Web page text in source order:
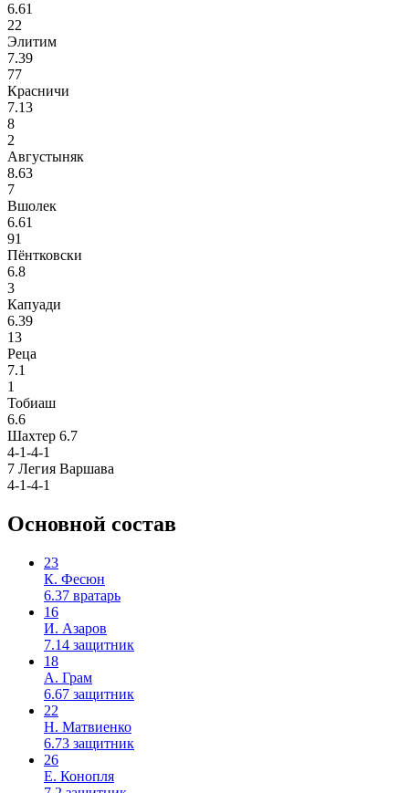
6.61
22
Элитим
7.39
77
Красничи
7.13
8
2
Августыняк
8.63
7
Вшолек
6.61
91
Пёнтковски
6.8
3
Капуади
6.39
13
Реца
7.1
1
Тобиаш
6.6
Шахтер 6.7
4-1-4-1
7 Легия Варшава
4-1-4-1
Основной состав
23
К. Фесюн
6.37 вратарь
16
И. Азаров
7.14 защитник
18
А. Грам
6.67 защитник
22
Н. Матвиенко
6.73 защитник
26
Е. Конопля